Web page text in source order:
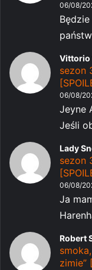
06/08/
Vittorio
sezon
06/08/
Jeyne
Jeśli
Lady
sezon
06/08/
Ja
Robert
zimie”